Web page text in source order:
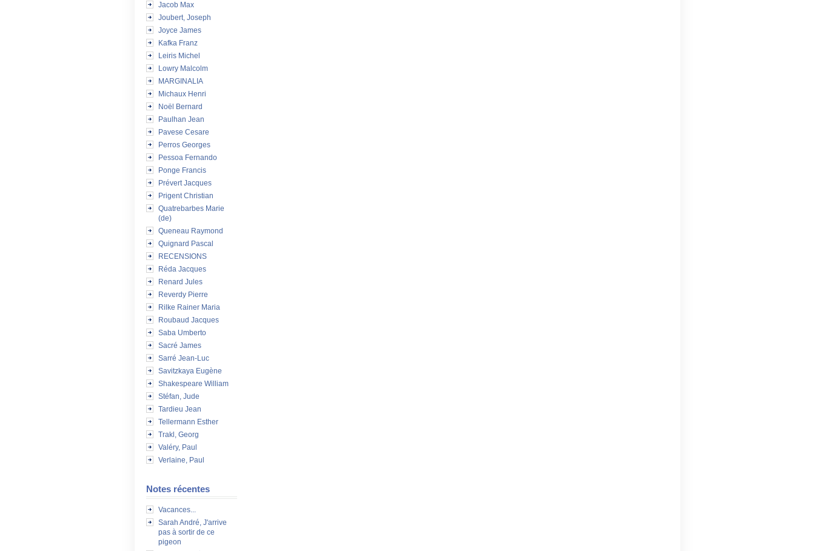
Jacob Max
Joubert, Joseph
Joyce James
Kafka Franz
Leiris Michel
Lowry Malcolm
MARGINALIA
Michaux Henri
Noël Bernard
Paulhan Jean
Pavese Cesare
Perros Georges
Pessoa Fernando
Ponge Francis
Prévert Jacques
Prigent Christian
Quatrebarbes Marie
(de)
Queneau Raymond
Quignard Pascal
RECENSIONS
Réda Jacques
Renard Jules
Reverdy Pierre
Rilke Rainer Maria
Roubaud Jacques
Saba Umberto
Sacré James
Sarré Jean-Luc
Savitzkaya Eugène
Shakespeare William
Stéfan, Jude
Tardieu Jean
Tellermann Esther
Trakl, Georg
Valéry, Paul
Verlaine, Paul
Notes récentes
Vacances...
Sarah André, J'arrive
pas à sortir de ce
pigeon